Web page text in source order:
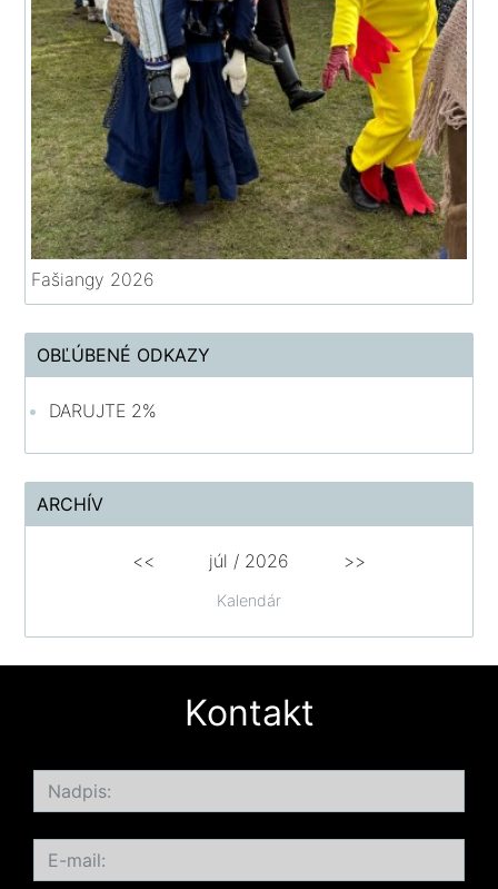
Fašiangy 2026
OBĽÚBENÉ ODKAZY
DARUJTE 2%
ARCHÍV
Kalendár
<< júl / 2026 >>
Kontakt